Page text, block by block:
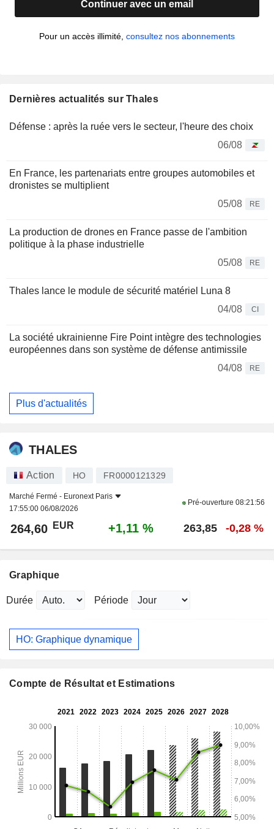
Continuer avec un email
Pour un accès illimité, consultez nos abonnements
Dernières actualités sur Thales
Défense : après la ruée vers le secteur, l'heure des choix
06/08
En France, les partenariats entre groupes automobiles et
dronistes se multiplient
05/08
RE
La production de drones en France passe de l'ambition
politique à la phase industrielle
05/08
RE
Thales lance le module de sécurité matériel Luna 8
04/08
CI
La société ukrainienne Fire Point intègre des technologies
européennes dans son système de défense antimissile
04/08
RE
Plus d'actualités
THALES
Action HO FR0000121329
Marché Fermé - Euronext Paris
17:55:00 06/08/2026
Pré-ouverture 08:21:56
264,60 EUR +1,11 % 263,85 -0,28 %
Graphique
Durée Période
HO: Graphique dynamique
Compte de Résultat et Estimations